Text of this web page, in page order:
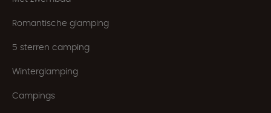
Romantische glamping
5 sterren camping
Winterglamping
Campings